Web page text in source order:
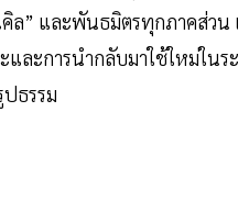
ล” และพันธมิตรทุกภาคส่วน
และการนำกลับมาใช้ใหม่ใน
ปธรรม